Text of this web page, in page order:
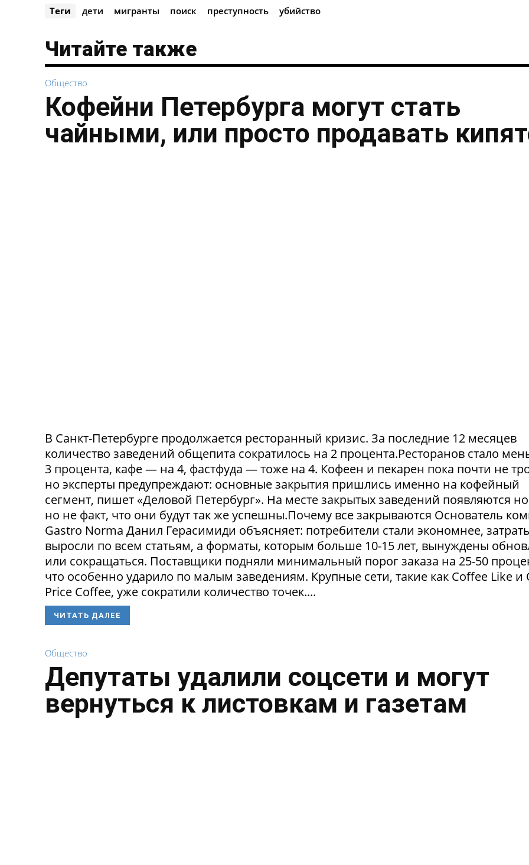
Теги дети мигранты поиск преступность убийство
Читайте также
Общество
Кофейни Петербурга могут стать
чайными, или просто продавать
В Санкт-Петербурге продолжается ресторанный кризис. За последние 12 месяцев
количество заведений общепита сократилось на 2 процента.Ресторанов стало
3 процента, кафе — на 4, фастфуда — тоже на 4. Кофеен и пекарен пока почти не
но эксперты предупреждают: основные закрытия пришлись именно на кофейный
сегмент, пишет «Деловой Петербург». На месте закрытых заведений появляются
но не факт, что они будут так же успешны.Почему все закрываются Основатель
Gastro Norma Данил Герасимиди объясняет: потребители стали экономнее,
выросли по всем статьям, а форматы, которым больше 10-15 лет, вынуждены
или сокращаться. Поставщики подняли минимальный порог заказа на 25-50
что особенно ударило по малым заведениям. Крупные сети, такие как Coffee Like и
Price Coffee, уже сократили количество точек....
ЧИТАТЬ ДАЛЕЕ
Общество
Депутаты удалили соцсети и могут
вернуться к листовкам и газетам